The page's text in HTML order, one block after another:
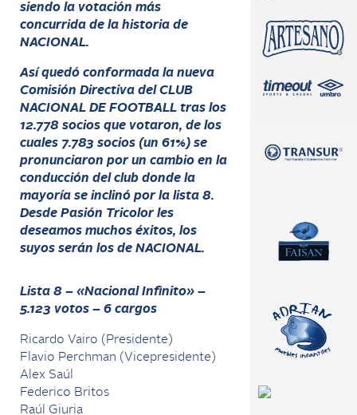
siendo la votación más
concurrida de la historia de
NACIONAL.
Así quedó conformada la nueva
Comisión Directiva del CLUB
NACIONAL DE FOOTBALL tras los
12.778 socios que votaron, de los
cuales 7.783 socios (un 61%) se
pronunciaron por un cambio en la
conducción del club donde la
mayoría se inclinó por la lista 8.
Desde Pasión Tricolor les
deseamos muchos éxitos, los
suyos serán los de NACIONAL.
Lista 8 – «Nacional Infinito» –
5.123 votos – 6 cargos
Ricardo Vairo (Presidente)
Flavio Perchman (Vicepresidente)
Alex Saúl
Federico Britos
Raúl Giuria